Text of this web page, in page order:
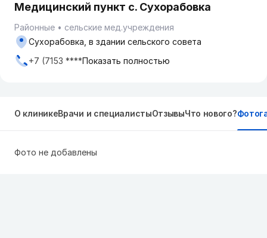
Медицинский пункт с. Сухорабовка
Районные
сельские мед.учреждения
Сухорабовка, в здании сельского совета
+7 (7153 ****Показать полностью
О клиникеВрачи и специалистыОтзывыЧто нового?
Фото не добавлены